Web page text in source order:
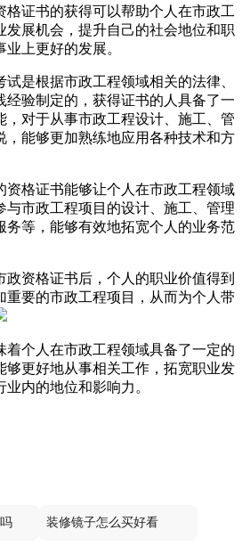
格证书的获得可以帮助个人在市政工
发展机会，提升自己的社会地位和职
上更好的发展。
是根据市政工程领域相关的法律、
经验制定的，获得证书的人具备了一
，对于从事市政工程设计、施工、管
，能够更加熟练地应用各种技术和方
资格证书能够让个人在市政工程领域
与市政工程项目的设计、施工、管理
务等，能够有效地拓宽个人的业务范
政资格证书后，个人的职业价值得到
重要的市政工程项目，从而为个人带
着个人在市政工程领域具备了一定的
够更好地从事相关工作，拓宽职业发
内的地位和影响力。
装修镜子怎么买好看